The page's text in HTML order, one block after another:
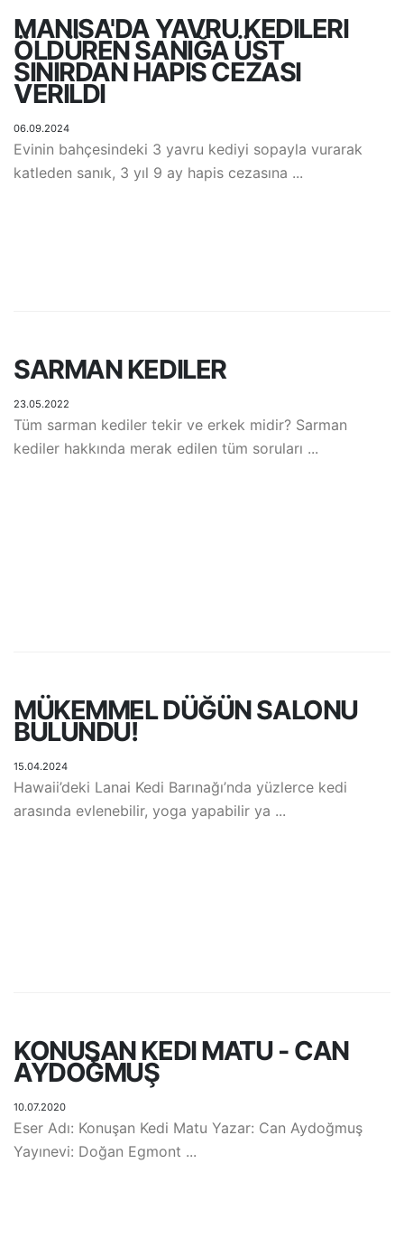
MANISA'DA YAVRU KEDILERI
ÖLDÜREN SANIĞA ÜST
SINIRDAN HAPIS CEZASI
VERILDI
06.09.2024
Evinin bahçesindeki 3 yavru kediyi sopayla vurarak
katleden sanık, 3 yıl 9 ay hapis cezasına ...
SARMAN KEDILER
23.05.2022
Tüm sarman kediler tekir ve erkek midir? Sarman
kediler hakkında merak edilen tüm soruları ...
MÜKEMMEL DÜĞÜN SALONU
BULUNDU!
15.04.2024
Hawaii’deki Lanai Kedi Barınağı’nda yüzlerce kedi
arasında evlenebilir, yoga yapabilir ya ...
KONUŞAN KEDI MATU - CAN
AYDOĞMUŞ
10.07.2020
Eser Adı: Konuşan Kedi Matu Yazar: Can Aydoğmuş
Yayınevi: Doğan Egmont ...